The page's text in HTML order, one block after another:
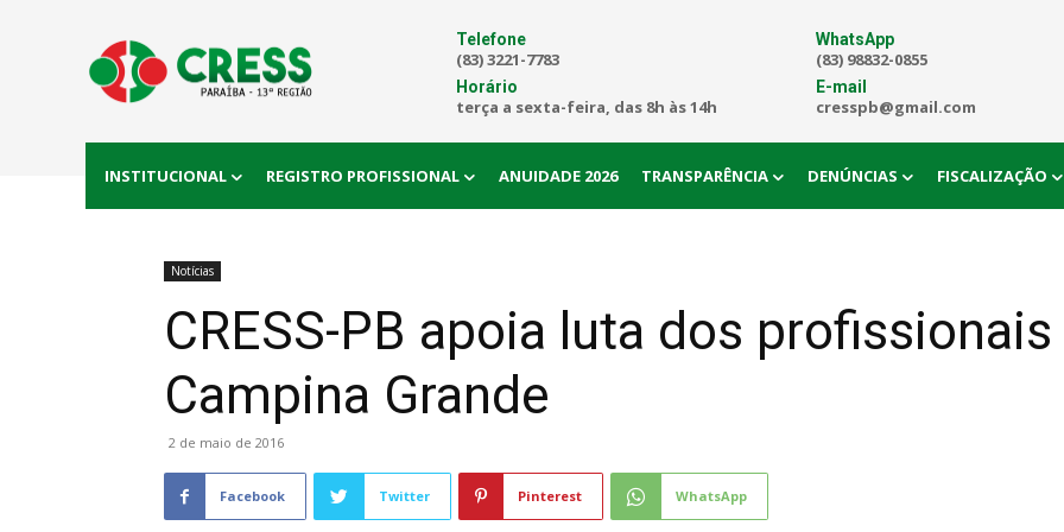
Telefone
(83) 3221-7783
Horário
terça a sexta-feira, das 8h às 14h
WhatsApp
(83) 98832-0855
E-mail
cresspb@gmail.com
INSTITUCIONAL REGISTRO PROFISSIONAL ANUIDADE 2026 TRANSPARÊNCIA DENÚNCIAS FISCALIZAÇÃO
Notícias
CRESS-PB apoia luta dos
Campina Grande
2 de maio de 2016
Facebook Twitter Pinterest WhatsApp